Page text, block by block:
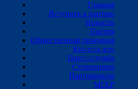
Главная
Вступить в партию
Новости
Партия
Общественная приемная
Кто есть кто
Пресс-служба
Сторонники
Партпроекты
МГЕР